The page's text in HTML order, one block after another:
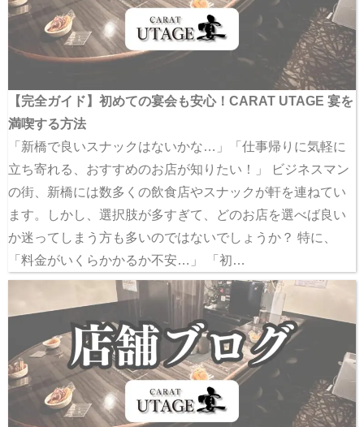
【完全ガイド】初めての宴会も安心！CARAT UTAGE 宴を
満喫する方法
「新橋で良いスナックはないかな…」「仕事帰りに気軽に
立ち寄れる、おすすめのお店が知りたい！」 ビジネスマン
の街、新橋には数多くの飲食店やスナックが軒を連ねてい
ます。しかし、選択肢が多すぎて、どのお店を選べば良い
か迷ってしまう方も多いのではないでしょうか？ 特に、
「料金がいくらかかるか不安…」 「初…